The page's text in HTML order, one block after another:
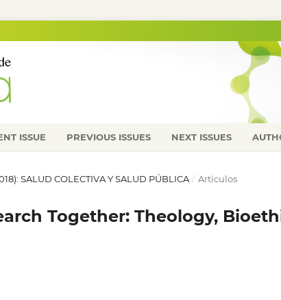
ISSUE PREVIOUS ISSUES NEXT ISSUES
SALUD COLECTIVA Y SALUD PÚBLICA / Artículos
Together: Theology,